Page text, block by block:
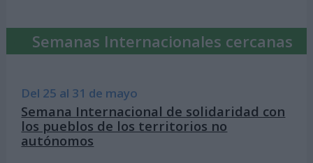
Semanas Internacionales cercanas
Del 25 al 31 de mayo
Semana Internacional de solidaridad con
los pueblos de los territorios no
autónomos